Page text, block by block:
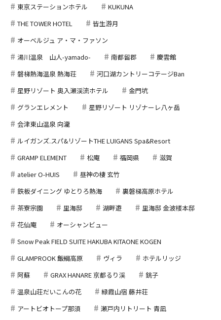
東京ステーションホテル
KUKUNA
THE TOWER HOTEL
皆生游月
オーベルジュ ア・マ・ファソン
湯川温泉 山人-yamado-
南都留郡
慶雲館
磐梯熱海温泉 熱海荘
河口湖カントリーコテージBan
星野リゾート 奥入瀬渓流ホテル
金門坑
グランエレメント
星野リゾート リゾナーレ八ヶ岳
会津東山温泉 向瀧
ルイガンズ.スパ&リゾートTHE LUIGANS Spa&Resort
GRAMP ELEMENT
松庵 福岡県
滋賀
atelier O-HUIS
昼神の棲 玄竹
鉄板ダイニング ゆとりろ熱海
裏磐梯高原ホテル
茶寮宗園
里海邸 湖畔遊
里海邸 金波楼本邸
花仙庵
オーシャンビュー
Snow Peak FIELD SUITE HAKUBA KITAONE KOGEN
GLAMPROOK 飯綱高原
ヴィラ
ホテルリッジ
阿蘇
GRAX HANARE 京都るり渓
銚子
温泉山荘だいこんの花
緑霞山宿 藤井荘
アートビオトープ那須
瀬戸内リトリート 青凪